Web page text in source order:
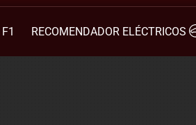
F1
RECOMENDADOR ELÉCTRICOS